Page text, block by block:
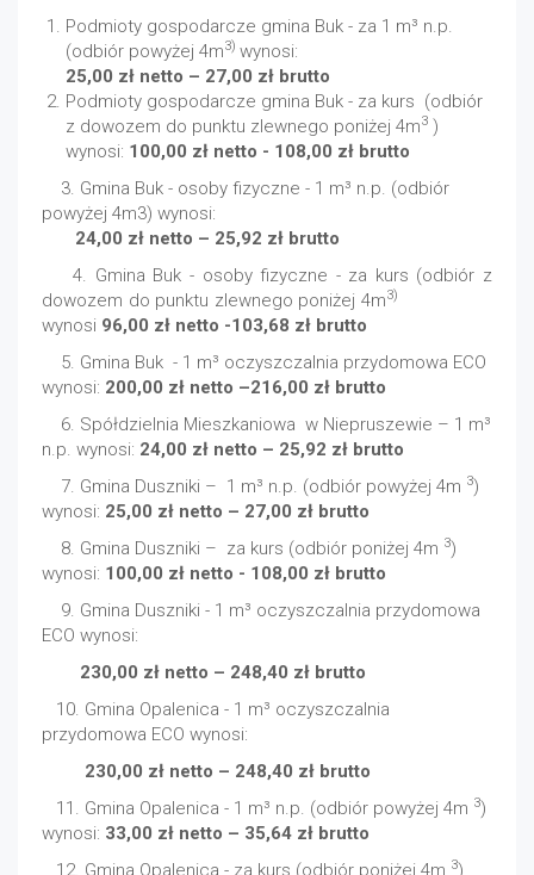
Podmioty gospodarcze gmina Buk - za 1 m³ n.p.
(odbiór powyżej 4m3) wynosi:
25,00 zł netto – 27,00 zł brutto
Podmioty gospodarcze gmina Buk - za kurs (odbiór
z dowozem do punktu zlewnego poniżej 4m3 )
wynosi: 100,00 zł netto - 108,00 zł brutto
3. Gmina Buk - osoby fizyczne - 1 m³ n.p. (odbiór
powyżej 4m3) wynosi:
24,00 zł netto – 25,92 zł brutto
4. Gmina Buk - osoby fizyczne - za kurs (odbiór z
dowozem do punktu zlewnego poniżej 4m3)
wynosi 96,00 zł netto -103,68 zł brutto
5. Gmina Buk - 1 m³ oczyszczalnia przydomowa ECO
wynosi: 200,00 zł netto –216,00 zł brutto
6. Spółdzielnia Mieszkaniowa w Niepruszewie – 1 m³
n.p. wynosi: 24,00 zł netto – 25,92 zł brutto
7. Gmina Duszniki – 1 m³ n.p. (odbiór powyżej 4m 3)
wynosi: 25,00 zł netto – 27,00 zł brutto
8. Gmina Duszniki – za kurs (odbiór poniżej 4m 3)
wynosi: 100,00 zł netto - 108,00 zł brutto
9. Gmina Duszniki - 1 m³ oczyszczalnia przydomowa
ECO wynosi:
230,00 zł netto – 248,40 zł brutto
10. Gmina Opalenica - 1 m³ oczyszczalnia
przydomowa ECO wynosi:
230,00 zł netto – 248,40 zł brutto
11. Gmina Opalenica - 1 m³ n.p. (odbiór powyżej 4m 3)
wynosi: 33,00 zł netto – 35,64 zł brutto
12. Gmina Opalenica - za kurs (odbiór poniżej 4m 3)